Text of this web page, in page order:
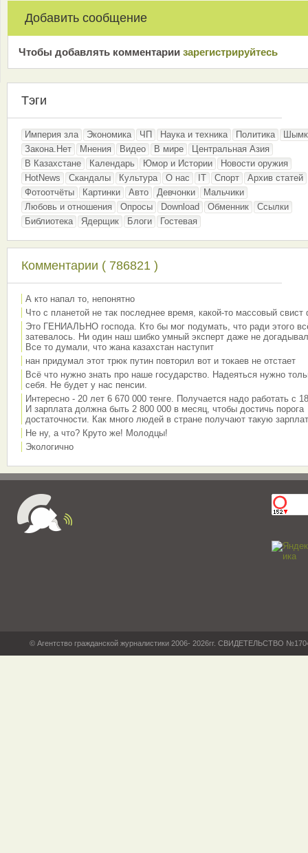
Добавить сообщение
Чтобы добавлять комментарии зарeгиcтрирyйтeсь
Тэги
Империя зла Экономика ЧП Наука и техника Политика
Закона.Нет
Мнения Видео В мире
Центральная Азия
В Казахстане
Календарь Юмор и Истории
Новости оружия
HotNews
Скандалы Культура О нас IT Спорт
Архив статей
Фотоотчёты
Картинки Авто Девчонки
Мальчики
Любовь и отношения
Опросы Download Обменник
Ссылки
Библиотека
Ядерщик Блоги Гостевая
Комментарии ( 786821 )
А кто напал то, непонятно
Что с планетой не так последнее время, какой-то массовый свист
Это ГЕНИАЛЬНО господа. Кто бы мог подумать, что ради этого
затевалось. Ни один наш шибко умный эксперт даже не
Все то думали, что жана казахстан наступит
нан придумал этот трюк путин повторил вот и токаев не отстает
Всё что нужно знать про наше государство. Надеяться нужно
себя. Не будет у нас пенсии.
Интересно - 20 лет 6 670 000 тенге. Получается надо работать с
И зарплата должна быть 2 800 000 в месяц, чтобы достичь порога
достаточности. Как много людей в стране получают такую
Не ну, а что? Круто же! Молодцы!
Экологично
© Агентство гражданской журналистики 2006- 2026гг. СВИДЕТЕЛЬСТВО